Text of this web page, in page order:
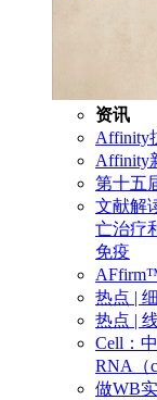
资讯
Affinity
Affinity
第十五
文献解
亡治疗
免疫
热点 |
热点 |
Cell：
RNA（
做WB